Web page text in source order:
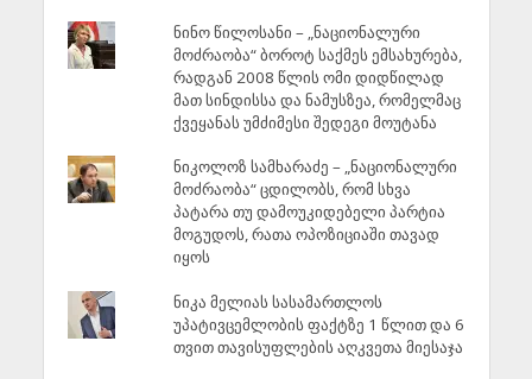
ნინო წილოსანი – „ნაციონალური
მოძრაობა“ ბოროტ საქმეს ემსახურება,
რადგან 2008 წლის ომი დიდწილად
მათ სინდისსა და ნამუსზეა, რომელმაც
ქვეყანას უმძიმესი შედეგი მოუტანა
ნიკოლოზ სამხარაძე – „ნაციონალური
მოძრაობა“ ცდილობს, რომ სხვა
პატარა თუ დამოუკიდებელი პარტია
მოგუდოს, რათა ოპოზიციაში თავად
იყოს
ნიკა მელიას სასამართლოს
უპატივცემლობის ფაქტზე 1 წლით და 6
თვით თავისუფლების აღკვეთა მიესაჯა